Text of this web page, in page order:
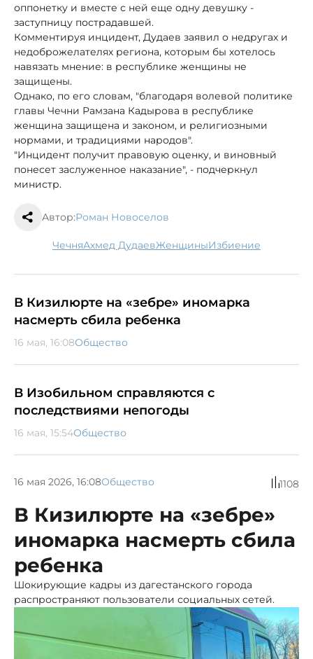
оппонетку и вместе с ней еще одну девушку -
заступницу пострадавшей.
Комментируя инцидент, Дудаев заявил о недругах и
недоброжелателях региона, которым бы хотелось
навязать мнение: в республике женщины не
защищены.
Однако, по его словам, "благодаря волевой политике
главы Чечни Рамзана Кадырова в республике
женщина защищена и законом, и религиозными
нормами, и традициями народов".
"Инцидент получит правовую оценку, и виновный
понесет заслуженное наказание", - подчеркнул
министр.
Автор:Роман Новоселов
Чечня Ахмед Дудаев женщины избиение
В Кизилюрте на «зебре» иномарка
насмерть сбила ребенка
16 мая, 16:08Общество
В Изобильном справляются с
последствиями непогоды
16 мая, 15:54Общество
16 мая 2026, 16:08Общество 1108
В Кизилюрте на «зебре»
иномарка насмерть сбила
ребенка
Шокирующие кадры из дагестанского города
распространяют пользователи социальных сетей.